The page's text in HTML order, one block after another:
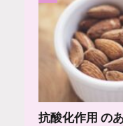
抗酸化作用 の